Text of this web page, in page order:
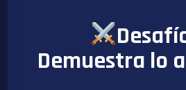
Demuestra lo